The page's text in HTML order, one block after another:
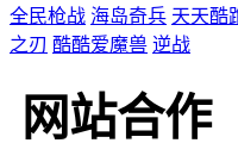
全民枪战 海岛奇兵 天天酷
之刃 酷酷爱魔兽 逆战
网站合作